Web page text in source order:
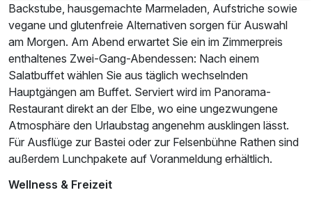
Backstube, hausgemachte Marmeladen, Aufstriche sowie
vegane und glutenfreie Alternativen sorgen für Auswahl
am Morgen. Am Abend erwartet Sie ein im Zimmerpreis
enthaltenes Zwei-Gang-Abendessen: Nach einem
Salatbuffet wählen Sie aus täglich wechselnden
Hauptgängen am Buffet. Serviert wird im Panorama-
Restaurant direkt an der Elbe, wo eine ungezwungene
Atmosphäre den Urlaubstag angenehm ausklingen lässt.
Für Ausflüge zur Bastei oder zur Felsenbühne Rathen sind
außerdem Lunchpakete auf Voranmeldung erhältlich.
Wellness & Freizeit